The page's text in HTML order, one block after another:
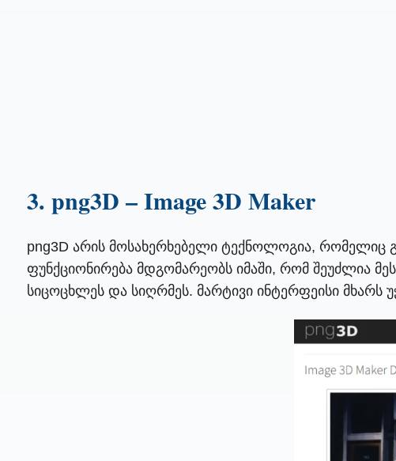
3. png3D – Image 3D Maker
png3D არის მოსახერხებელი ტექნოლოგია, რომელიც
ფუნქციონირება მდგომარეობს იმაში, რომ შეუძლია
სიცოცხლეს და სიღრმეს. მარტივი ინტერფეისი მხარს